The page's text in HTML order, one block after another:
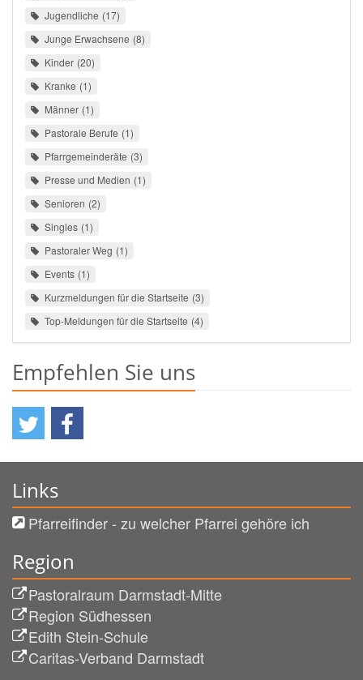
Jugendliche 17
Junge Erwachsene 8
Kinder 20
Kranke 1
Männer 1
Pastorale Berufe 1
Pfarrgemeinderäte 3
Presse und Medien 1
Senioren 2
Singles 1
Pastoraler Weg 1
Events 1
Kurzmeldungen für die Startseite 3
Top-Meldungen für die Startseite 4
Empfehlen Sie uns
Links
Pfarreifinder - zu welcher Pfarrei gehöre ich
Region
Pastoralraum Darmstadt-Mitte
Region Südhessen
Edith Stein-Schule
Caritas-Verband Darmstadt